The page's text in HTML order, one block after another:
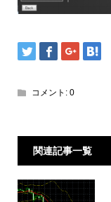
コメント: 0
関連記事一覧